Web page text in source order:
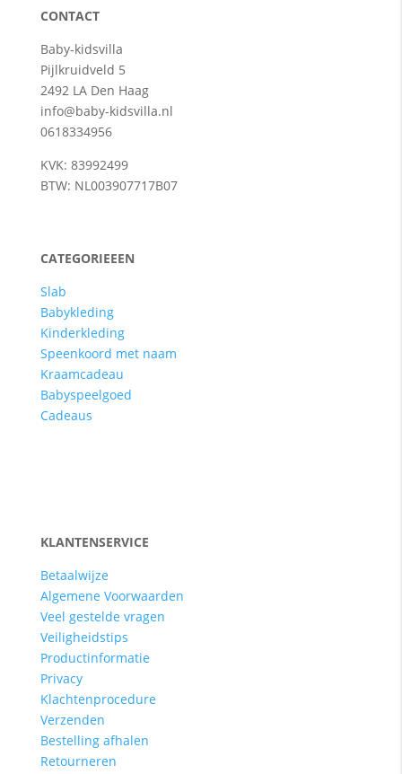
CONTACT
Baby-kidsvilla
Pijlkruidveld 5
2492 LA Den Haag
info@baby-kidsvilla.nl
0618334956
KVK: 83992499
BTW: NL003907717B07
CATEGORIEEEN
Slab
Babykleding
Kinderkleding
Speenkoord met naam
Kraamcadeau
Babyspeelgoed
Cadeaus
KLANTENSERVICE
Betaalwijze
Algemene Voorwaarden
Veel gestelde vragen
Veiligheidstips
Productinformatie
Privacy
Klachtenprocedure
Verzenden
Bestelling afhalen
Retourneren